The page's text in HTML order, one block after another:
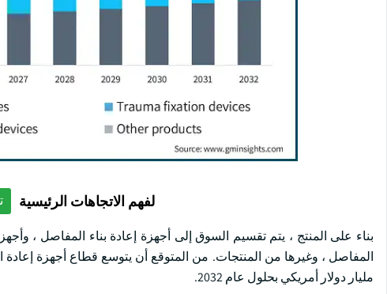
لفهم الاتجاهات الرئيسية
بناء على المنتج ، يتم تقسيم السوق إلى أجهزة إعادة بناء المفاصل ،
مليار دولار أمريكي بحلول عام 2032.